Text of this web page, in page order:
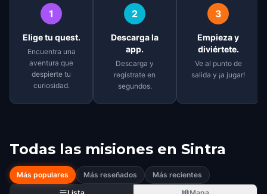
1
Elige tu quest.
Encuentra una
aventura que
despierte tu
curiosidad.
2
Descarga la
app.
Descarga y
regístrate en
segundos.
3
Empieza y
diviértete.
Ve al punto de
salida y ¡a jugar!
Todas las misiones en Sintra
Más populares Más reseñados
Más recientes